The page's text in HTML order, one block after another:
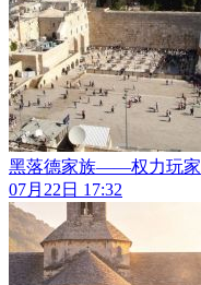
黑落德家族——权力玩家
07月22日 17:32